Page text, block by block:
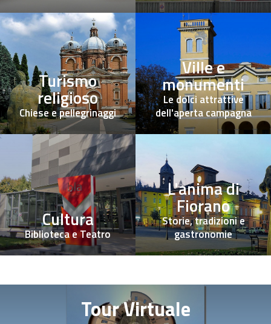
Turismo
religioso
Chiese e pellegrinaggi
Ville e
monumenti
Le dolci attrattive
dell'aperta campagna
Cultura
Biblioteca e Teatro
L'anima di
Fiorano
Storie, tradizioni e
gastronomie
Tour Virtuale